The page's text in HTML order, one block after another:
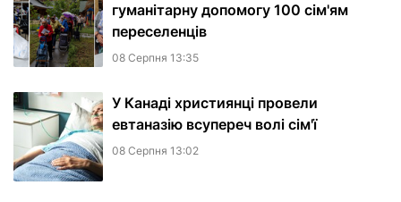
гуманітарну допомогу 100 сім'ям
переселенців
08 Серпня 13:35
У Канаді християнці провели
евтаназію всупереч волі сім'ї
08 Серпня 13:02